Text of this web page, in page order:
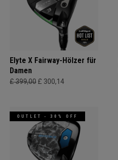
Elyte X Fairway-Hölzer für
Damen
£ 399,00 £ 300,14
OUTLET - 30% OFF